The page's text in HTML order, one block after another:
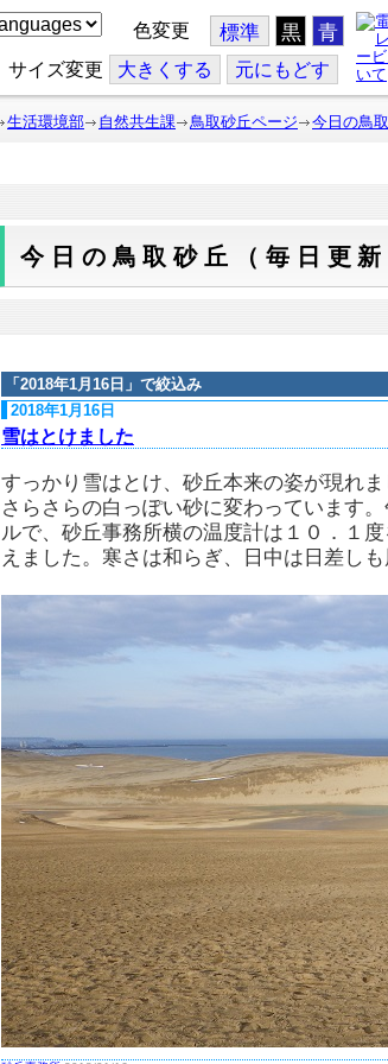
色変更 標準 黒 青
サイズ変更 大きくする 元にもどす
生活環境部 自然共生課 鳥取砂丘ページ 今日の鳥
今日の鳥取砂丘（毎日更新
「 2018年1月16日 」で絞込み
2018年1月16日
雪はとけました
すっかり雪はとけ、砂丘本来の姿が現れ
さらさらの白っぽい砂に変わっています
ルで、砂丘事務所横の温度計は１０．１
えました。寒さは和らぎ、日中は日差し